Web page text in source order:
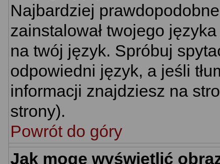
Najbardziej
zainstalował twojego
na twój język. Spróbuj
odpowiedni język, a jeśli
informacji znajdziesz na
strony).
Powrót do góry
Jak mogę wyświetlić